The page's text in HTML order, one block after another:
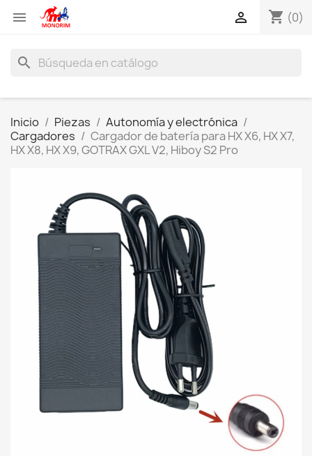
 shopping_cart (0)

search
Inicio Piezas
Autonomía y electrónica
Cargadores
Cargador de batería para HX X6, HX X7,
HX X8, HX X9, GOTRAX GXL V2, Hiboy S2 Pro